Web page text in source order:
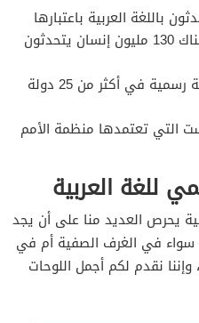
باللغة العربية باعتبارها
لغتهم الأساسية، كما أن هناك 130 مليون إنسان يتحدثون
تم اعتماد اللغة العربية كلغة رسمية في أكثر من 25 دولة
التي تعتمدها منظمة الأمم
للغة العربية
يحرص العديد منا على أن يجد
سواء في الغرف الصفية أم في
وإننا نقدم لكم أجمل اللوحات